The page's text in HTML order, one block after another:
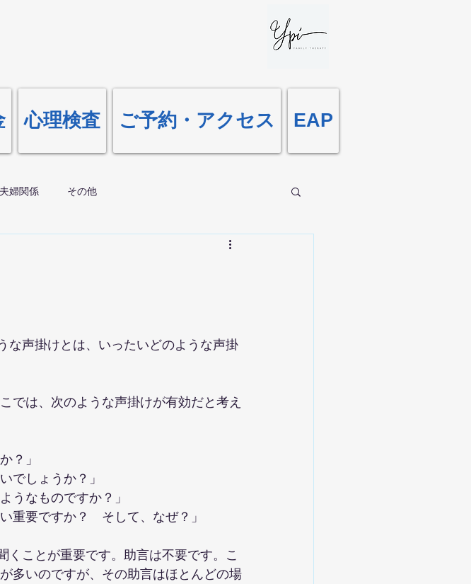
心理検査 ご予約・アクセス EAP
夫婦関係 その他
声掛けとは、いったいどのような声掛
では、次のような声掛けが有効だと考え
？」
でしょうか？」
うなものですか？」
重要ですか？　そして、なぜ？」
ことが重要です。助言は不要です。こ
多いのですが、その助言はほとんどの場